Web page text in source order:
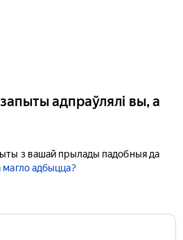
адпраўлялі вы, а
з вашай прылады падобныя да
магло адбыцца?